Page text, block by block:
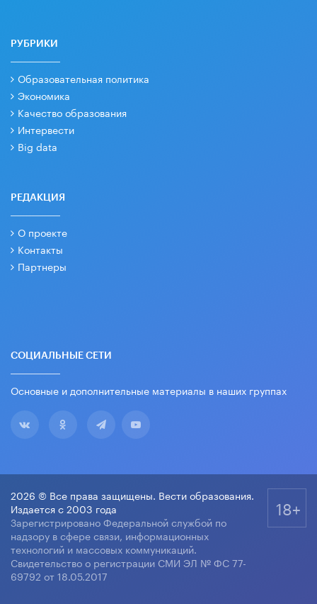
РУБРИКИ
Образовательная политика
Экономика
Качество образования
Интервести
Big data
РЕДАКЦИЯ
О проекте
Контакты
Партнеры
СОЦИАЛЬНЫЕ СЕТИ
Основные и дополнительные материалы в наших группах
2026 © Все права защищены. Вести образования.
Издается с 2003 года
Зарегистрировано Федеральной службой по
надзору в сфере связи, информационных
технологий и массовых коммуникаций.
Свидетельство о регистрации СМИ ЭЛ № ФС 77-
69792 от 18.05.2017
18+